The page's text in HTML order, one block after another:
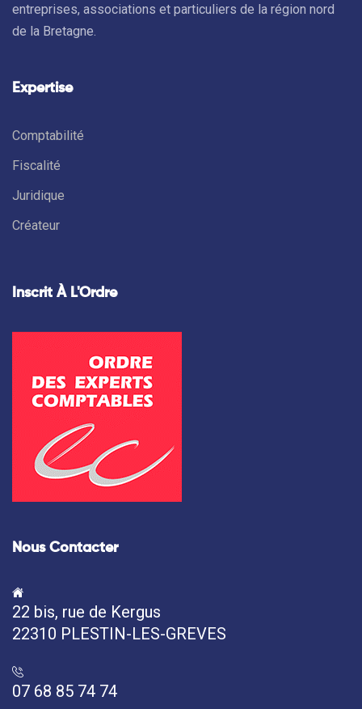
entreprises, associations et particuliers de la région nord
de la Bretagne.
Expertise
Comptabilité
Fiscalité
Juridique
Créateur
Inscrit À L'Ordre
Nous Contacter
22 bis, rue de Kergus
22310 PLESTIN-LES-GREVES
07 68 85 74 74